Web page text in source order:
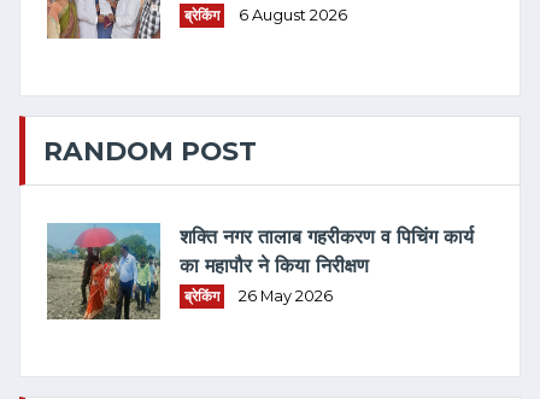
भरवाया फार्म
ब्रेकिंग 6 August 2026
RANDOM POST
शक्ति नगर तालाब गहरीकरण व पिचिंग कार्य
का महापौर ने किया निरीक्षण
ब्रेकिंग 26 May 2026